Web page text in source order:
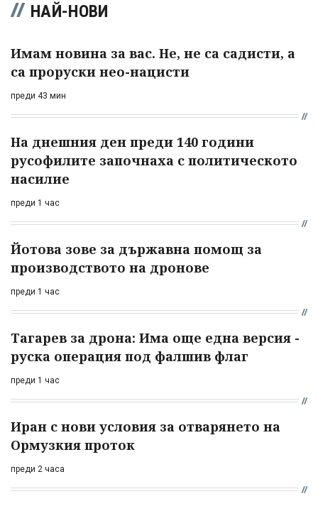
НАЙ-НОВИ
Имам новина за вас. Не, не са садисти, а
са проруски нео-нацисти
преди 43 мин
На днешния ден преди 140 години
русофилите започнаха с политическото
насилие
преди 1 час
Йотова зове за държавна помощ за
производството на дронове
преди 1 час
Тагарев за дрона: Има още една версия -
руска операция под фалшив флаг
преди 1 час
Иран с нови условия за отварянето на
Ормузкия проток
преди 2 часа